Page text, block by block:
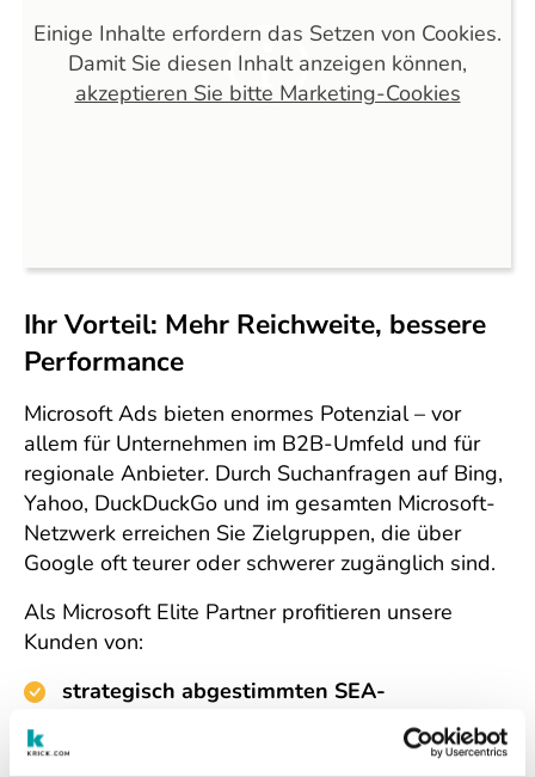
Einige Inhalte erfordern das Setzen von Cookies.
Damit Sie diesen Inhalt anzeigen können,
akzeptieren Sie bitte Marketing-Cookies
Ihr Vorteil: Mehr Reichweite, bessere
Performance
Microsoft Ads bieten enormes Potenzial – vor
allem für Unternehmen im B2B-Umfeld und für
regionale Anbieter. Durch Suchanfragen auf Bing,
Yahoo, DuckDuckGo und im gesamten Microsoft-
Netzwerk erreichen Sie Zielgruppen, die über
Google oft teurer oder schwerer zugänglich sind.
Als Microsoft Elite Partner profitieren unsere
Kunden von:
strategisch abgestimmten SEA-
, nicht von Standardlösungen
direktem Zugang zu Microsoft-Insights, Best